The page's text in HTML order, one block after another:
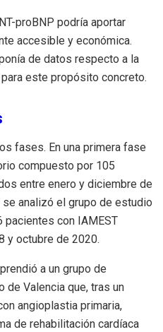
proBNP podría aportar
accesible y económica.
de datos respecto a la
este propósito concreto.
fases. En una primera fase
compuesto por 105
entre enero y diciembre de
analizó el grupo de estudio
con IAMEST
y octubre de 2020.
a un grupo de
Valencia que, tras un
angioplastia primaria,
de rehabilitación cardíaca